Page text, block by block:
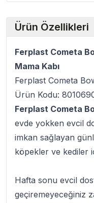
Ürün Özellikleri
Ferplast Cometa
Mama Kabı
Ferplast Cometa
Ürün Kodu:
Ferplast Cometa
evde yokken evcil
imkan sağlayan
köpekler ve kediler
Hafta sonu evcil
geçiremeyeceğiniz